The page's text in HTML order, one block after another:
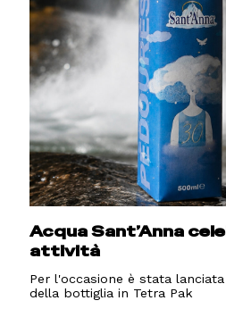
Acqua Sant’Anna
attività
Per l'occasione è stata
della bottiglia in Tetra Pak